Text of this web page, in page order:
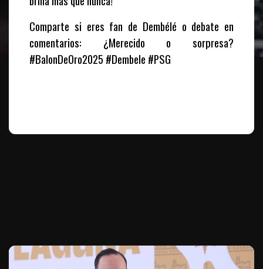
Comparte si eres fan de Dembélé o debate en
comentarios: ¿Merecido o sorpresa?
#BalonDeOro2025 #Dembele #PSG